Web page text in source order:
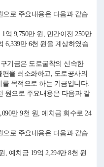
으로 주요내용은 다음과 같습
억 9,750만 원, 민간이전 250만
6,339만 6천 원을 계상하였습
기금은 도로굴착의 신속한
을 최소화하고, 도로공사의
목적으로 하는 기금입니다.
원으로 주요내용은 다음과 같
만 9천 원, 예치금 회수로 24
으로 주요내용은 다음과 같습
, 예치금 19억 2,294만 8천 원